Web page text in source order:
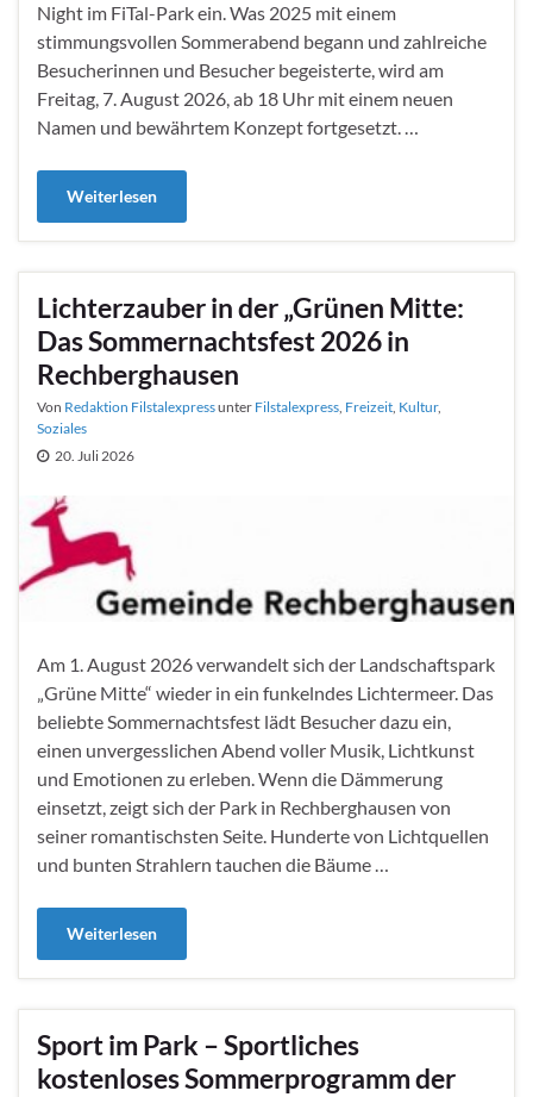
Night im FiTal-Park ein. Was 2025 mit einem
stimmungsvollen Sommerabend begann und zahlreiche
Besucherinnen und Besucher begeisterte, wird am
Freitag, 7. August 2026, ab 18 Uhr mit einem neuen
Namen und bewährtem Konzept fortgesetzt. …
Weiterlesen
Lichterzauber in der „Grünen Mitte:
Das Sommernachtsfest 2026 in
Rechberghausen
Von Redaktion Filstalexpressunter Filstalexpress, Freizeit, Kultur,
Soziales
20. Juli 2026
Am 1. August 2026 verwandelt sich der Landschaftspark
„Grüne Mitte“ wieder in ein funkelndes Lichtermeer. Das
beliebte Sommernachtsfest lädt Besucher dazu ein,
einen unvergesslichen Abend voller Musik, Lichtkunst
und Emotionen zu erleben. Wenn die Dämmerung
einsetzt, zeigt sich der Park in Rechberghausen von
seiner romantischsten Seite. Hunderte von Lichtquellen
und bunten Strahlern tauchen die Bäume …
Weiterlesen
Sport im Park – Sportliches
kostenloses Sommerprogramm der